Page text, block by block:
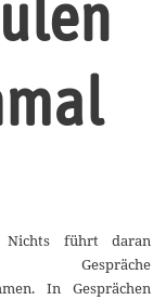
Nichts führt daran
Gespräche
In Gesprächen